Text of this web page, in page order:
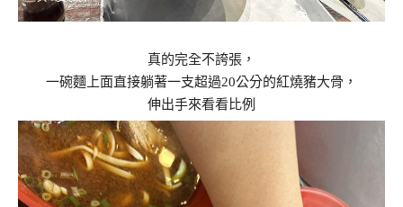
真的完全不誇張，
一碗麵上面直接躺著一支超過20公分的紅燒豬大骨，
伸出手來看看比例